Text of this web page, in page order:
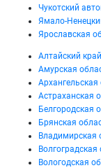
Чукотский
Ямало-
Ярославская
Алтайский край
Амурская
Архангельская
Астраханская
Белгородская
Брянская
Владимирская
Волгоградская
Вологодская